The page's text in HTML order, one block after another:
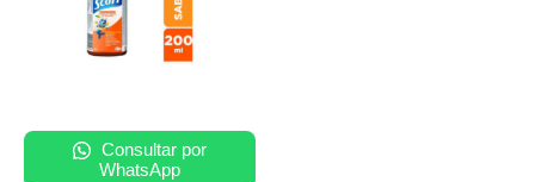
Consultar por
WhatsApp